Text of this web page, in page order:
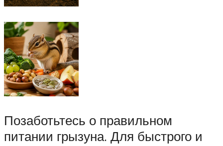
Позаботьтесь о правильном
питании грызуна. Для быстрого и